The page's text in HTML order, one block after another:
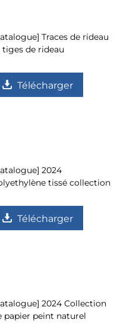
Traces de rideau
tiges de rideau
Télécharger
2024
tissé collection
Télécharger
2024 Collection
papier peint naturel